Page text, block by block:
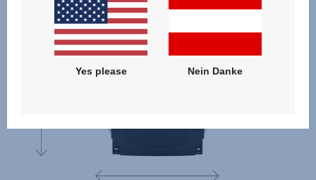
Yes please Nein Danke